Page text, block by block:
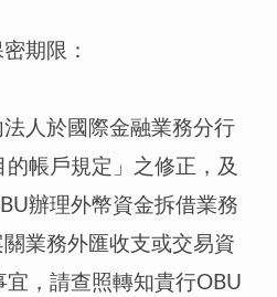
期限：
人於國際金融業務分行
的帳戶規定」之修正，及
辦理外幣資金拆借業務
業務外匯收支或交易資
，請查照轉知貴行OBU